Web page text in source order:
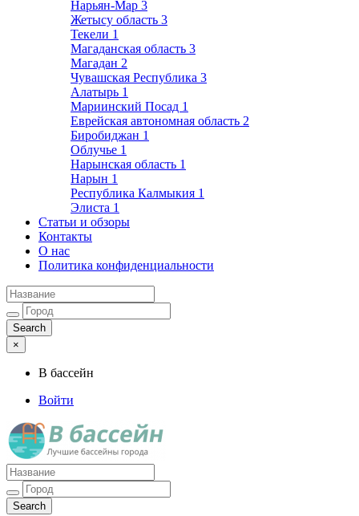
Нарьян-Мар 3
Жетысу область 3
Текели 1
Магаданская область 3
Магадан 2
Чувашская Республика 3
Алатырь 1
Мариинский Посад 1
Еврейская автономная область 2
Биробиджан 1
Облучье 1
Нарынская область 1
Нарын 1
Республика Калмыкия 1
Элиста 1
Статьи и обзоры
Контакты
О нас
Политика конфиденциальности
×
В бассейн
Войти
Лучшие бассейны города